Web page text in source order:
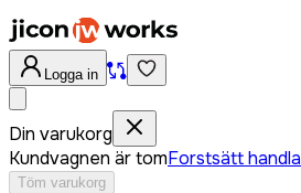
Logga in
Din varukorg
Kundvagnen är tomForstsätt handla
Töm varukorg